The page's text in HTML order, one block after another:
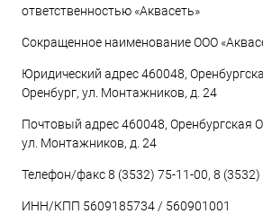
ответственностью «Аквасеть»
Сокращенное наименование ООО
Юридический адрес 460048,
Оренбург, ул. Монтажников, д. 24
Почтовый адрес 460048, Оренбургская
ул. Монтажников, д. 24
Телефон/факс 8 (3532) 75-11-00, 8 (3532)
ИНН/КПП 5609185734 / 560901001